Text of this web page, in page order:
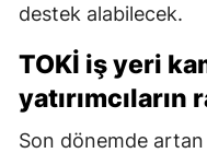
destek alabilecek.
TOKİ iş yeri
yatırımcıların
Son dönemde